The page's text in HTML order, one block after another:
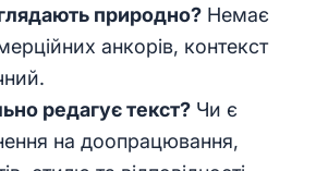
природно? Немає
анкорів, контекст
редагує текст? Чи є
на доопрацювання,